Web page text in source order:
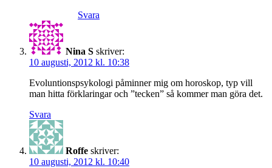
Svara
Nina S skriver:
10 augusti, 2012 kl. 10:38
Evoluntionspsykologi påminner mig om horoskop, typ vill
man hitta förklaringar och ”tecken” så kommer man göra det.
Svara
Roffe skriver:
10 augusti, 2012 kl. 10:40